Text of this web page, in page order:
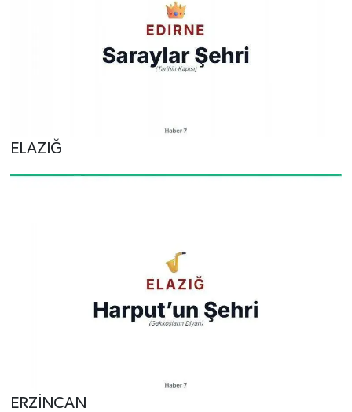
ELAZIĞ
ERZİNCAN